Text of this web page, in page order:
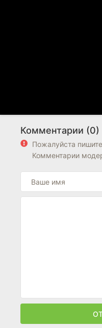
Комментарии (0)
Пожалуйста
Комментарии